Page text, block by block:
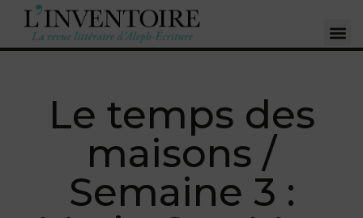
Le temps des
maisons /
Semaine 3 :